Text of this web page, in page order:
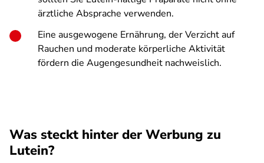
ärztliche Absprache verwenden.
Eine ausgewogene Ernährung, der Verzicht auf
Rauchen und moderate körperliche Aktivität
fördern die Augengesundheit nachweislich.
Was steckt hinter der Werbung zu
Lutein?